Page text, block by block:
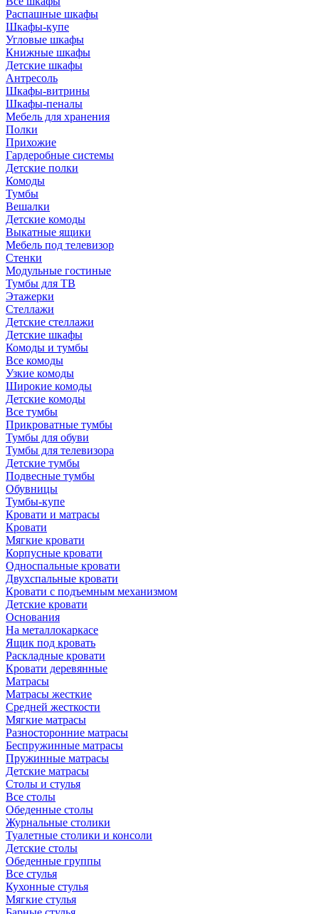
Распашные шкафы
Шкафы-купе
Угловые шкафы
Книжные шкафы
Детские шкафы
Антресоль
Шкафы-витрины
Шкафы-пеналы
Мебель для хранения
Полки
Прихожие
Гардеробные системы
Детские полки
Комоды
Тумбы
Вешалки
Детские комоды
Выкатные ящики
Мебель под телевизор
Стенки
Модульные гостиные
Тумбы для ТВ
Этажерки
Стеллажи
Детские стеллажи
Детские шкафы
Комоды и тумбы
Все комоды
Узкие комоды
Широкие комоды
Детские комоды
Все тумбы
Прикроватные тумбы
Тумбы для обуви
Тумбы для телевизора
Детские тумбы
Подвесные тумбы
Обувницы
Тумбы-купе
Кровати и матрасы
Кровати
Мягкие кровати
Корпусные кровати
Односпальные кровати
Двухспальные кровати
Кровати с подъемным механизмом
Детские кровати
Основания
На металлокаркасе
Ящик под кровать
Раскладные кровати
Кровати деревянные
Матрасы
Матрасы жесткие
Средней жесткости
Мягкие матрасы
Разносторонние матрасы
Беспружинные матрасы
Пружинные матрасы
Детские матрасы
Столы и стулья
Все столы
Обеденные столы
Журнальные столики
Туалетные столики и консоли
Детские столы
Обеденные группы
Все стулья
Кухонные стулья
Мягкие стулья